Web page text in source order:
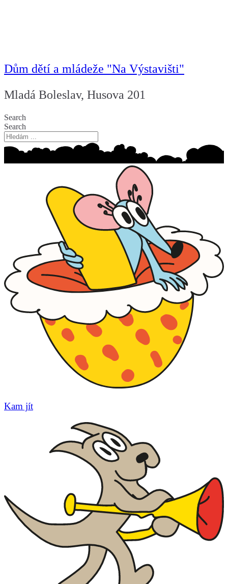
Dům dětí a mládeže "Na Výstavišti"
Mladá Boleslav, Husova 201
Search
Search
Kam jít